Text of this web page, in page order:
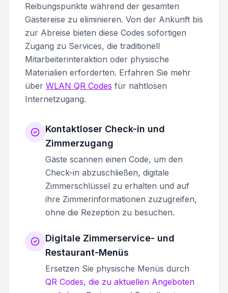
Reibungspunkte während der gesamten
Gästereise zu eliminieren. Von der Ankunft bis
zur Abreise bieten diese Codes sofortigen
Zugang zu Services, die traditionell
Mitarbeiterinteraktion oder physische
Materialien erforderten. Erfahren Sie mehr
über WLAN QR Codes für nahtlosen
Internetzugang.
Kontaktloser Check-in und
Zimmerzugang
Gäste scannen einen Code, um den
Check-in abzuschließen, digitale
Zimmerschlüssel zu erhalten und auf
ihre Zimmerinformationen zuzugreifen,
ohne die Rezeption zu besuchen.
Digitale Zimmerservice- und
Restaurant-Menüs
Ersetzen Sie physische Menüs durch
QR Codes, die zu aktuellen Angeboten